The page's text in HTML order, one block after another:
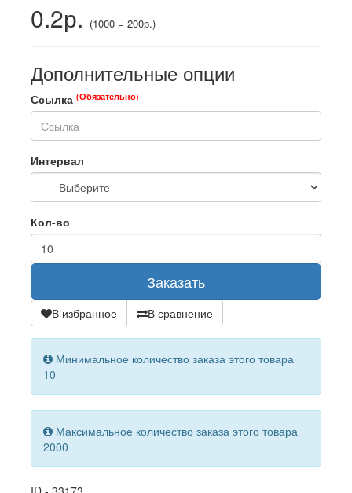
0.2р. (1000 = 200р.)
Дополнительные опции
Ссылка (Обязательно)
Интервал
Кол-во
Заказать
В избранное В сравнение
Минимальное количество заказа этого товара
10
Максимальное количество заказа этого товара
2000